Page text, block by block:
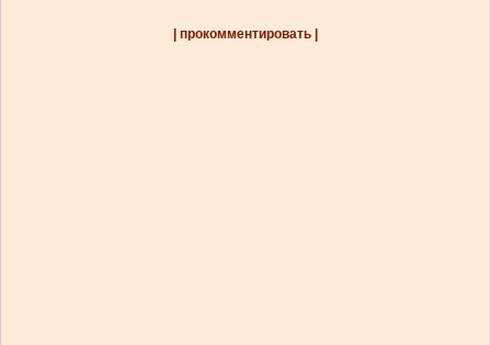
| прокомментировать |